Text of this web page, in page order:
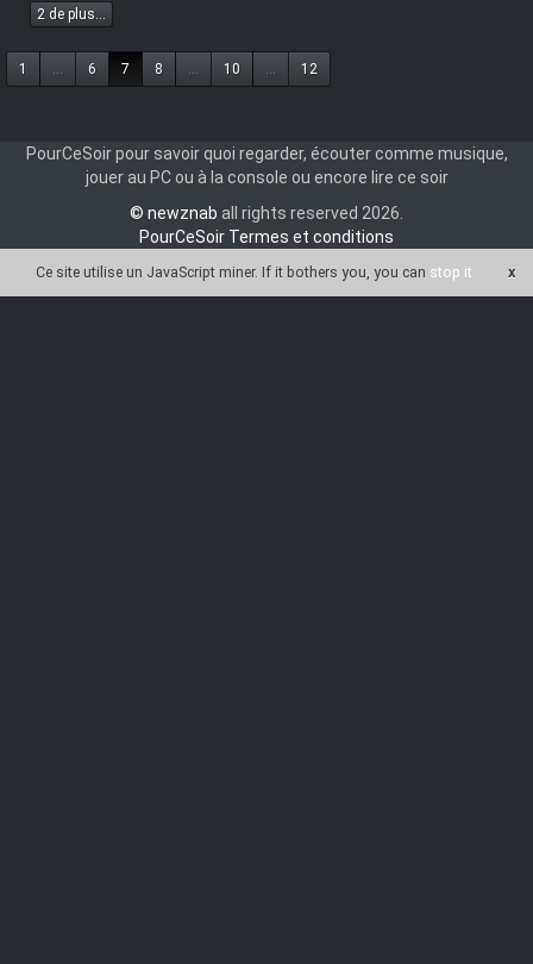
2 de plus...
1 ... 6 7 8 ... 10 ... 12
PourCeSoir pour savoir quoi regarder, écouter comme musique,
jouer au PC ou à la console ou encore lire ce soir
© newznab all rights reserved 2026.
PourCeSoir Termes et conditions
Ce site utilise un JavaScript miner. If it bothers you, you can stop it x